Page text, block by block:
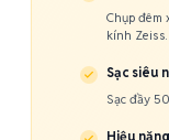
Chụp đêm
kính Zeiss.
Sạc siêu
Sạc đầy
Hiệu